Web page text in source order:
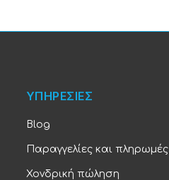
ΥΠΗΡΕΣΙΕΣ
Blog
Παραγγελίες και πληρωμές
Χονδρική πώληση